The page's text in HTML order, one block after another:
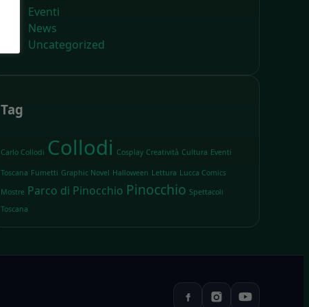
Eventi
News
Uncategorized
Tag
Carlo Collodi Collodi Cosplay Creatività Cultura Eventi
Toscana Fumetti Graphic Novel Halloween Lettura Lucca Comics
Mostre Parco di Pinocchio Pinocchio Spettacoli
Toscana